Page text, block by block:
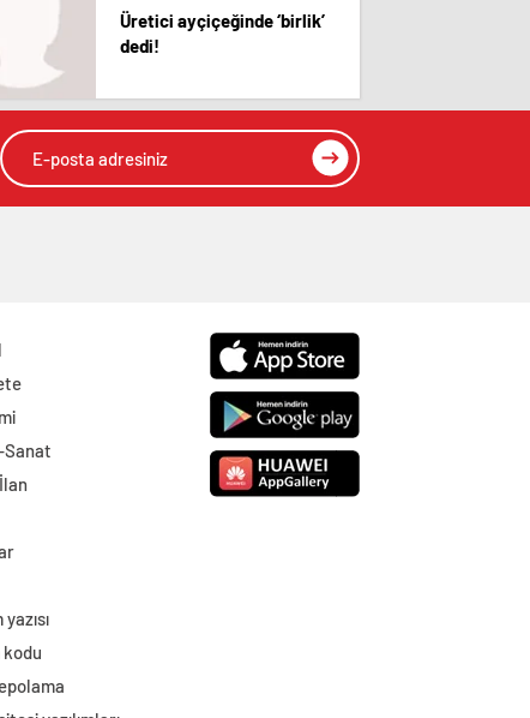
Üretici ayçiçeğinde ‘birlik’
dedi!